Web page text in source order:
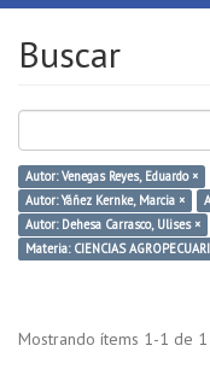
Buscar
Autor: Venegas Reyes, Eduardo ×
Autor: Yáñez Kernke, Marcia ×
Autor: Dehesa Carrasco, Ulises ×
Materia: CIENCIAS
Mostrando ítems 1-1 de 1